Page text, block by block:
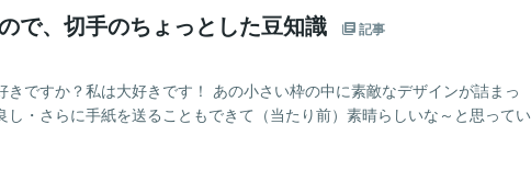
で、切手のちょっとした豆知識 記事
きですか？私は大好きです！ あの小さい枠の中に素敵なデザインが詰まっ
し・さらに手紙を送ることもできて（当たり前）素晴らしいな～と思ってい